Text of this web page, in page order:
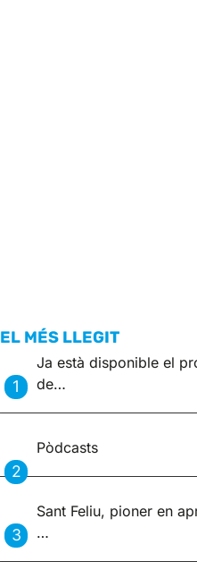
EL MÉS LLEGIT
Ja està disponible el
de…
Pòdcasts
Sant Feliu, pioner en
…